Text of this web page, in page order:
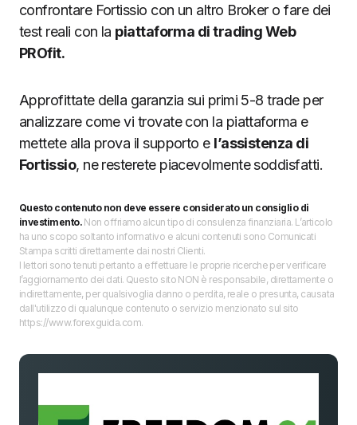
confrontare Fortissio con un altro Broker o fare dei
test reali con la piattaforma di trading Web
PROfit.
Approfittate della garanzia sui primi 5-8 trade per
analizzare come vi trovate con la piattaforma e
mettete alla prova il supporto e l’assistenza di
Fortissio, ne resterete piacevolmente soddisfatti.
Questo contenuto non deve essere considerato un consiglio di
investimento.Non offriamo alcun tipo di consulenza finanziaria. L’articolo
ha uno scopo soltanto informativo e alcuni contenuti sono Comunicati
Stampa scritti direttamente dai nostri Clienti.
I lettori sono tenuti pertanto a effettuare le proprie ricerche per verificare
l’aggiornamento dei dati. Questo sito NON è responsabile, direttamente o
indirettamente, per qualsivoglia danno o perdita, reale o presunta, causata
dall'utilizzo di qualunque contenuto o servizio menzionato sul sito
https://www.forexguida.com.